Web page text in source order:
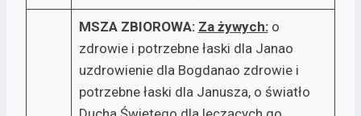
MSZA ZBIOROWA: Za żywych:­o
zdrowie i potrzebne łaski dla Janao
uzdrowienie dla Bogdanao zdrowie i
potrzebne łaski dla Janusza, o światło